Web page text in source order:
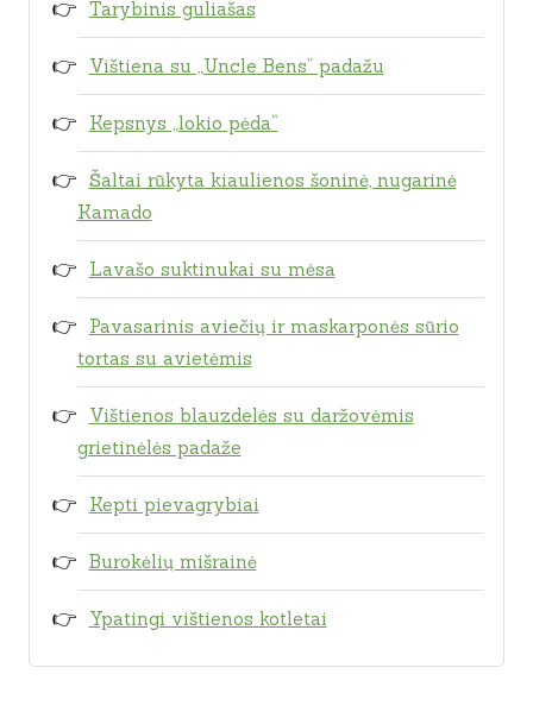
Tarybinis guliašas
Vištiena su „Uncle Bens” padažu
Kepsnys „lokio pėda“
Šaltai rūkyta kiaulienos šoninė, nugarinė
Kamado
Lavašo suktinukai su mėsa
Pavasarinis aviečių ir maskarponės sūrio
tortas su avietėmis
Vištienos blauzdelės su daržovėmis
grietinėlės padaže
Kepti pievagrybiai
Burokėlių mišrainė
Ypatingi vištienos kotletai